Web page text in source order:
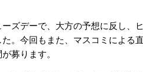
ズデーで、大方の予想に反し、
。今回もまた、マスコミによる
募ります。